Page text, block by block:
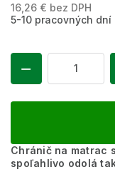
16,26 € bez DPH
5-10 pracovných dní
Chránič na matrac
spoľahlivo odolá